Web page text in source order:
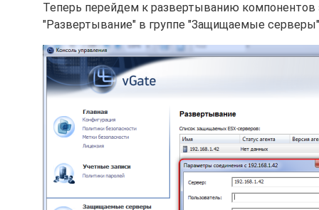
Теперь перейдем к развертыванию компонентов
"Развертывание" в группе "Защищаемые